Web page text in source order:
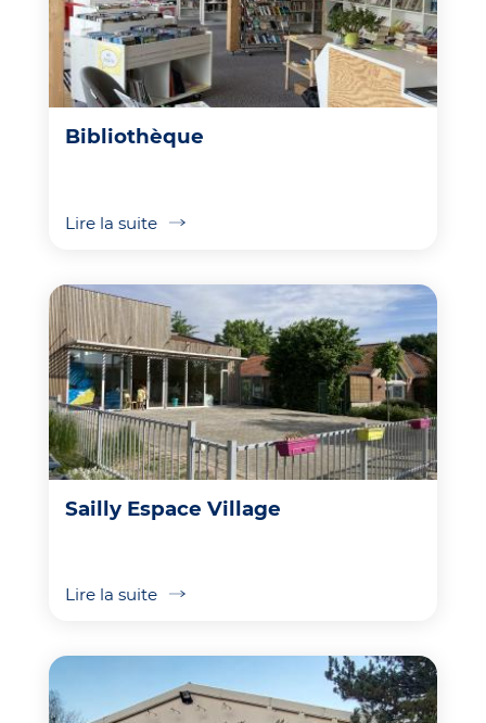
Bibliothèque
Lire la suite
Sailly Espace Village
Lire la suite